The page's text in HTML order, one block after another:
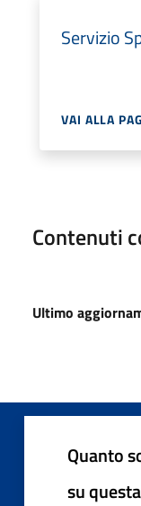
Servizio
VAI ALLA
Contenuti
Ultimo
Quanto
su